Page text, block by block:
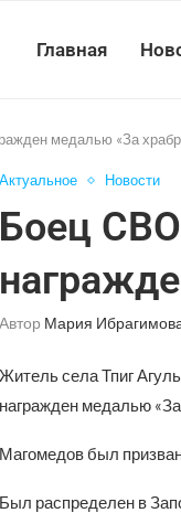
Главная
медалью «За
Актуальное Новости
Боец СВО
Автор Мария
Житель села Тпиг
награжден медалью
Магомедов был
Был распределен в